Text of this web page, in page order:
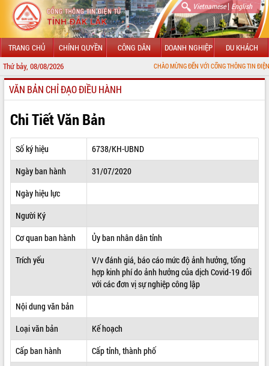
Vietnamese| English
TRANG CHỦ CHÍNH QUYỀN CÔNG DÂN DOANH NGHIỆP DU KHÁCH
Thứ bảy, 08/08/2026 CHÀO MỪNG ĐẾN VỚI CỔNG THÔNG TIN ĐIỆN TỬ TỈNH
GIỚI THIỆU
LÃNH ĐẠO UBND TỈNH
TIN TỨC SỰ KIỆN
SỞ, BAN, NGÀNH
THÔNG TIN CHỈ ĐẠO ĐIỀU HÀNH
HỆ THỐNG VĂN BẢN
VĂN BẢN HĐND TỈNH
QUY HOẠCH - KẾ HOẠCH
VĂN BẢN CHỈ ĐẠO ĐIỀU HÀNH
Chi Tiết Văn Bản
Số ký hiệu
6738/KH-UBND
Ngày ban hành
31/07/2020
Ngày hiệu lực
Người Ký
Cơ quan ban hành
Ủy ban nhân dân tỉnh
Trích yếu
V/v đánh giá, báo cáo mức độ ảnh hưởng, tổng
hợp kinh phí do ảnh hưởng của dịch Covid-19 đối
với các đơn vị sự nghiệp công lập
Nội dung văn bản
Loại văn bản
Kế hoạch
Cấp ban hành
Cấp tỉnh, thành phố